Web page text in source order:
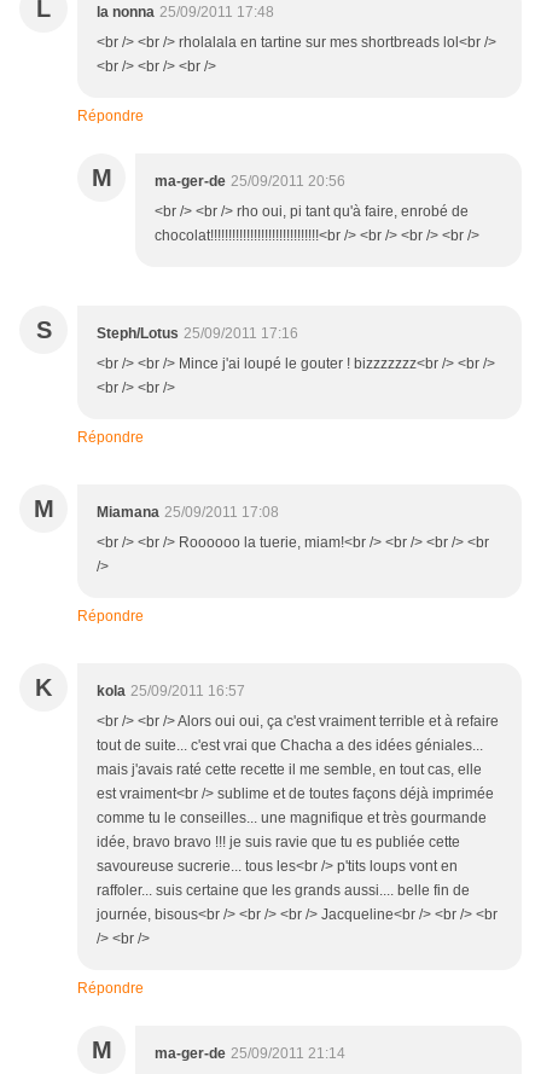
L la nonna 25/09/2011 17:48
<br /> <br /> rholalala en tartine sur mes shortbreads lol<br />
<br /> <br /> <br />
Répondre
M ma-ger-de 25/09/2011 20:56
<br /> <br /> rho oui, pi tant qu'à faire, enrobé de
chocolat!!!!!!!!!!!!!!!!!!!!!!!!!!!!!!<br /> <br /> <br /> <br />
S Steph/Lotus 25/09/2011 17:16
<br /> <br /> Mince j'ai loupé le gouter ! bizzzzzzz<br /> <br />
<br /> <br />
Répondre
M Miamana 25/09/2011 17:08
<br /> <br /> Roooooo la tuerie, miam!<br /> <br /> <br /> <br
/>
Répondre
K kola 25/09/2011 16:57
<br /> <br /> Alors oui oui, ça c'est vraiment terrible et à refaire
tout de suite... c'est vrai que Chacha a des idées géniales...
mais j'avais raté cette recette il me semble, en tout cas, elle
est vraiment<br /> sublime et de toutes façons déjà imprimée
comme tu le conseilles... une magnifique et très gourmande
idée, bravo bravo !!! je suis ravie que tu es publiée cette
savoureuse sucrerie... tous les<br /> p'tits loups vont en
raffoler... suis certaine que les grands aussi.... belle fin de
journée, bisous<br /> <br /> <br /> Jacqueline<br /> <br /> <br
/> <br />
Répondre
M ma-ger-de 25/09/2011 21:14